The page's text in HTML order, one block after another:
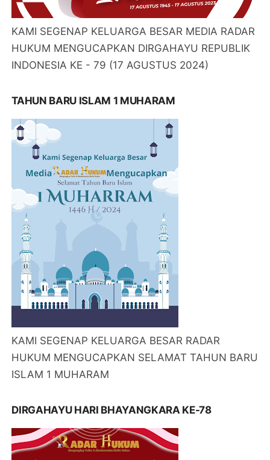
KAMI SEGENAP KELUARGA BESAR MEDIA RADAR
HUKUM MENGUCAPKAN DIRGAHAYU REPUBLIK
INDONESIA KE - 79 (17 AGUSTUS 2024)
TAHUN BARU ISLAM 1 MUHARAM
KAMI SEGENAP KELUARGA BESAR RADAR
HUKUM MENGUCAPKAN SELAMAT TAHUN BARU
ISLAM 1 MUHARAM
DIRGAHAYU HARI BHAYANGKARA KE-78